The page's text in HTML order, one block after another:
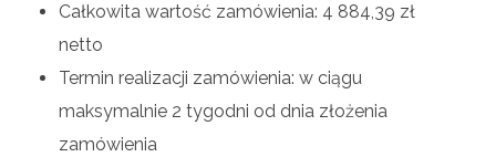
Całkowita wartość zamówienia: 4 884,39 zł
netto
Termin realizacji zamówienia: w ciągu
maksymalnie 2 tygodni od dnia złożenia
zamówienia